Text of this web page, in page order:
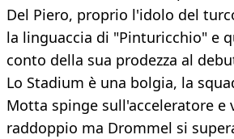
Del Piero, proprio l'idolo del
la linguaccia di "Pinturicchio" e
conto della sua prodezza al
Lo Stadium è una bolgia, la
Motta spinge sull'acceleratore e
raddoppio ma Drommel si